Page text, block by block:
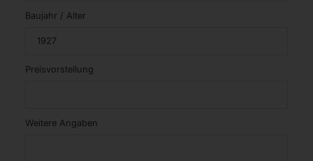
Baujahr / Alter
Preisvorstellung
Weitere Angaben